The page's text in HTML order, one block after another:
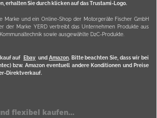
erhalten Sie durch klicken auf das Trustami-Logo.
Marke und ein Online-Shop der Motorgeräte Fischer GmbH
der Marke YERD vertreibt das Unternehmen Produkte aus
sowie ausgewählte D2C-Produkte.
auf Ebayund Amazon. Bitte beachten Sie, dass wir bei
bzw. Amazon eventuell andere Konditionen und Preise
Direktverkauf.
flexibel kaufen...